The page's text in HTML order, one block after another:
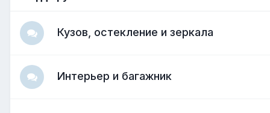
Кузов, остекление и зеркала
Интерьер и багажник